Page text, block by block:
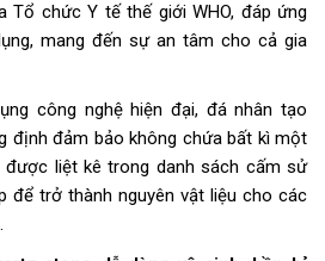
Tổ chức Y tế thế giới WHO, đáp ứng
mang đến sự an tâm cho cả gia
công nghệ hiện đại, đá nhân tạo
định đảm bảo không chứa bất kì một
liệt kê trong danh sách cấm sử
để trở thành nguyên vật liệu cho các